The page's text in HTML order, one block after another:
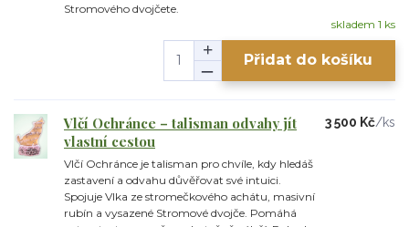
Stromového dvojčete.
skladem 1 ks
Přidat do košíku
Vlčí Ochránce – talisman odvahy jít
vlastní cestou
Vlčí Ochránce je talisman pro chvíle, kdy hledáš
zastavení a odvahu důvěřovat své intuici.
Spojuje Vlka ze stromečkového achátu, masivní
rubín a vysazené Stromové dvojče. Pomáhá
3 500 Kč/ks